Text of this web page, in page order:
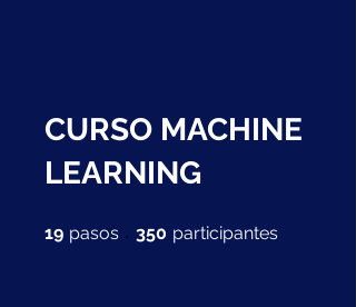
CURSO MACHINE
LEARNING
19 pasos 19 pasos
350 participantes